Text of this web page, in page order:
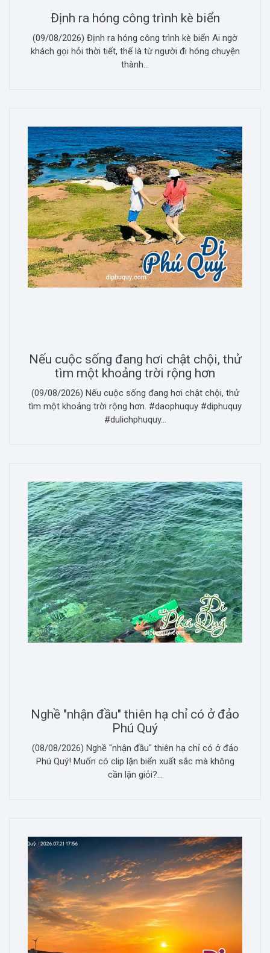
Định ra hóng công trình kè biển
(09/08/2026) Định ra hóng công trình kè biển Ai ngờ
khách gọi hỏi thời tiết, thế là từ người đi hóng chuyện
thành...
Nếu cuộc sống đang hơi chật chội, thử
tìm một khoảng trời rộng hơn
(09/08/2026) Nếu cuộc sống đang hơi chật chội, thử
tìm một khoảng trời rộng hơn. #daophuquy #diphuquy
#dulichphuquy...
Nghề "nhận đầu" thiên hạ chỉ có ở đảo
Phú Quý
(08/08/2026) Nghề "nhận đầu" thiên hạ chỉ có ở đảo
Phú Quý! Muốn có clip lặn biển xuất sắc mà không
cần lặn giỏi?...